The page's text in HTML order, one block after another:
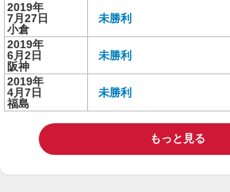
2019年
7月27日
小倉
未勝利
2019年
6月2日
阪神
未勝利
2019年
4月7日
福島
未勝利
もっと見る